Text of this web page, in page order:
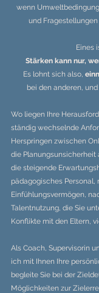
wenn
und
Eines
Stärken kann nur,
Es lohnt sich also,
bei den anderen,
Wo liegen Ihre
ständig wechselnde
Herspringen zwischen
die Planungsunsicherheit
die steigende
pädagogisches Personal,
Einfühlungsvermögen,
Talentnutzung, die Sie
Konflikte mit den Eltern,
Als Coach, Supervisorin
ich mit Ihnen Ihre
begleite Sie bei der
Möglichkeiten zur